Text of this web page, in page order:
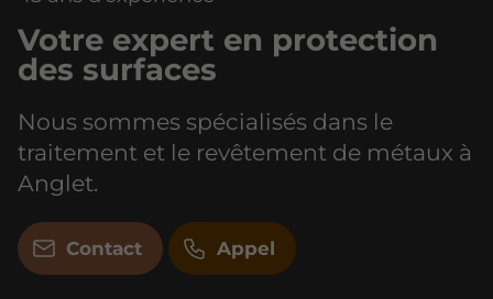
Votre expert en protection
des surfaces
Nous sommes spécialisés dans le
traitement et le revêtement de métaux à
Anglet.
Contact Appel